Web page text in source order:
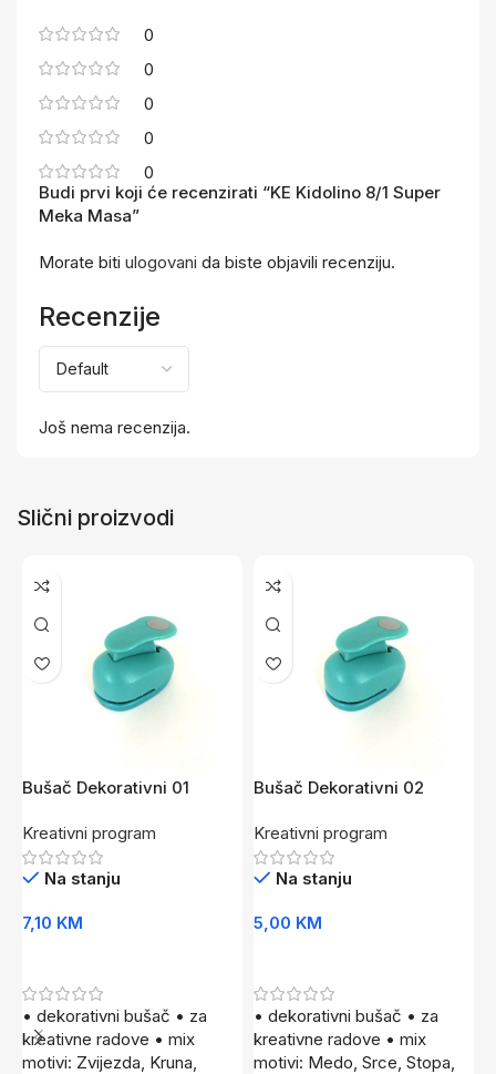
0
0
0
0
0
Recenzije
Još nema recenzija.
Budi prvi koji će recenzirati “KE Kidolino 8/1 Super
Meka Masa”
Morate biti ulogovani da biste objavili recenziju.
Slični proizvodi
Bušač Dekorativni 01
Kreativni program
Na stanju
7,10 KM
• dekorativni bušač • za
kreativne radove • mix
motivi: Zvijezda, Kruna,
Bušač Dekorativni 02
Kreativni program
Na stanju
5,00 KM
• dekorativni bušač • za
kreativne radove • mix
motivi: Medo, Srce, Stopa,